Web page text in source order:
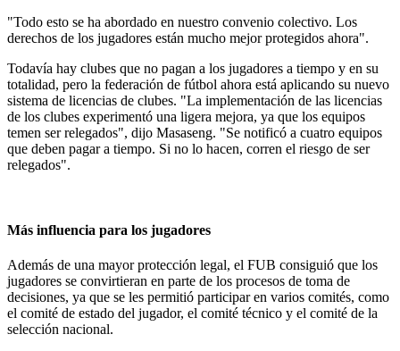
"Todo esto se ha abordado en nuestro convenio colectivo. Los
derechos de los jugadores están mucho mejor protegidos ahora".
Todavía hay clubes que no pagan a los jugadores a tiempo y en su
totalidad, pero la federación de fútbol ahora está aplicando su nuevo
sistema de licencias de clubes. "La implementación de las licencias
de los clubes experimentó una ligera mejora, ya que los equipos
temen ser relegados", dijo Masaseng. "Se notificó a cuatro equipos
que deben pagar a tiempo. Si no lo hacen, corren el riesgo de ser
relegados".
Más influencia para los jugadores
Además de una mayor protección legal, el FUB consiguió que los
jugadores se convirtieran en parte de los procesos de toma de
decisiones, ya que se les permitió participar en varios comités, como
el comité de estado del jugador, el comité técnico y el comité de la
selección nacional.